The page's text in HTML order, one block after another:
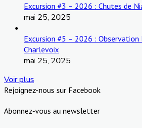
Excursion #3 – 2026 : Chutes de
mai 25, 2025
Excursion #5 – 2026 : Observation
Charlevoix
mai 25, 2025
Voir plus
Rejoignez-nous sur Facebook
Abonnez-vous au newsletter